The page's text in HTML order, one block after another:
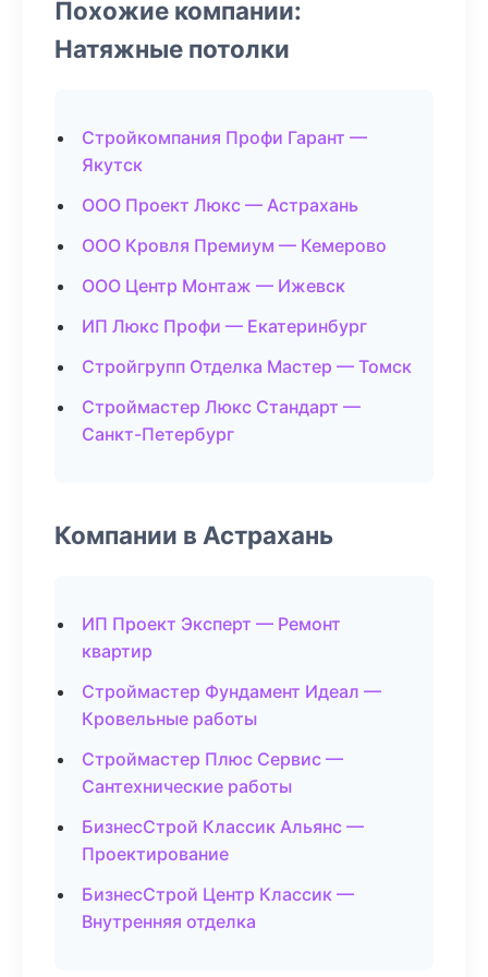
Похожие компании:
Натяжные потолки
Стройкомпания Профи Гарант —
Якутск
ООО Проект Люкс — Астрахань
ООО Кровля Премиум — Кемерово
ООО Центр Монтаж — Ижевск
ИП Люкс Профи — Екатеринбург
Стройгрупп Отделка Мастер — Томск
Строймастер Люкс Стандарт —
Санкт-Петербург
Компании в Астрахань
ИП Проект Эксперт — Ремонт
квартир
Строймастер Фундамент Идеал —
Кровельные работы
Строймастер Плюс Сервис —
Сантехнические работы
БизнесСтрой Классик Альянс —
Проектирование
БизнесСтрой Центр Классик —
Внутренняя отделка